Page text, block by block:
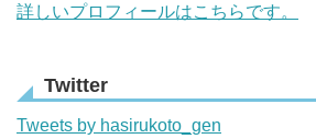
詳しいプロフィールはこちらです。
Twitter
Tweets by hasirukoto_gen